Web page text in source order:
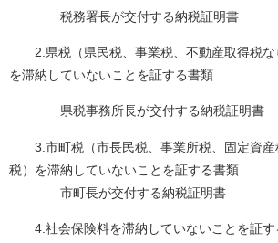
税務署長が交付する納税証明書
2.県税（県民税、事業税、不動産取得税な
を滞納していないことを証する書類
県税事務所長が交付する納税証明
3.市町税（市長民税、事業所税、固定資産
税）を滞納していないことを証する書類
市町長が交付する納税証明書
4.社会保険料を滞納していないことを証す